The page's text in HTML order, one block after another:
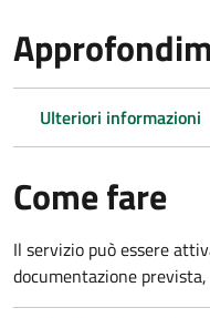
Ulteriori informazioni
Come fare
Il servizio può essere
documentazione